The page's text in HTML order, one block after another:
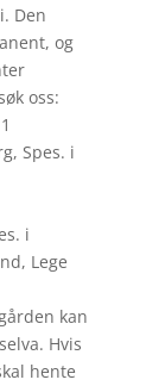
Den
og
oss:
Spes. i
i
Lege
kan
Hvis
hente